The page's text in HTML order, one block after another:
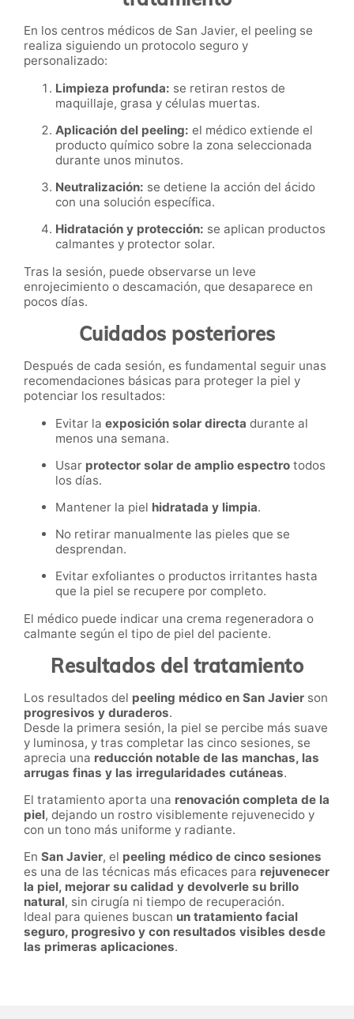
En los centros médicos de San Javier, el peeling se
realiza siguiendo un protocolo seguro y
personalizado:
Limpieza profunda: se retiran restos de
maquillaje, grasa y células muertas.
Aplicación del peeling: el médico extiende el
producto químico sobre la zona seleccionada
durante unos minutos.
Neutralización: se detiene la acción del ácido
con una solución específica.
Hidratación y protección: se aplican productos
calmantes y protector solar.
Tras la sesión, puede observarse un leve
enrojecimiento o descamación, que desaparece en
pocos días.
Cuidados posteriores
Después de cada sesión, es fundamental seguir unas
recomendaciones básicas para proteger la piel y
potenciar los resultados:
Evitar la exposición solar directa durante al
menos una semana.
Usar protector solar de amplio espectro todos
los días.
Mantener la piel hidratada y limpia.
No retirar manualmente las pieles que se
desprendan.
Evitar exfoliantes o productos irritantes hasta
que la piel se recupere por completo.
El médico puede indicar una crema regeneradora o
calmante según el tipo de piel del paciente.
Resultados del tratamiento
Los resultados del peeling médico en San Javier son
progresivos y duraderos.
Desde la primera sesión, la piel se percibe más suave
y luminosa, y tras completar las cinco sesiones, se
aprecia una reducción notable de las manchas, las
arrugas finas y las irregularidades cutáneas.
El tratamiento aporta una renovación completa de la
piel, dejando un rostro visiblemente rejuvenecido y
con un tono más uniforme y radiante.
En San Javier, el peeling médico de cinco sesiones
es una de las técnicas más eficaces para rejuvenecer
la piel, mejorar su calidad y devolverle su brillo
natural, sin cirugía ni tiempo de recuperación.
Ideal para quienes buscan un tratamiento facial
seguro, progresivo y con resultados visibles desde
las primeras aplicaciones.